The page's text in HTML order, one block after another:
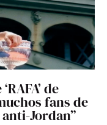
de
fans de
Jordan”